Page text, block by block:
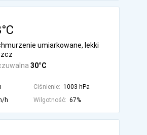
30°C
umiarkowane, lekki
Ciśnienie: 1003 hPa
h Wilgotność: 67%